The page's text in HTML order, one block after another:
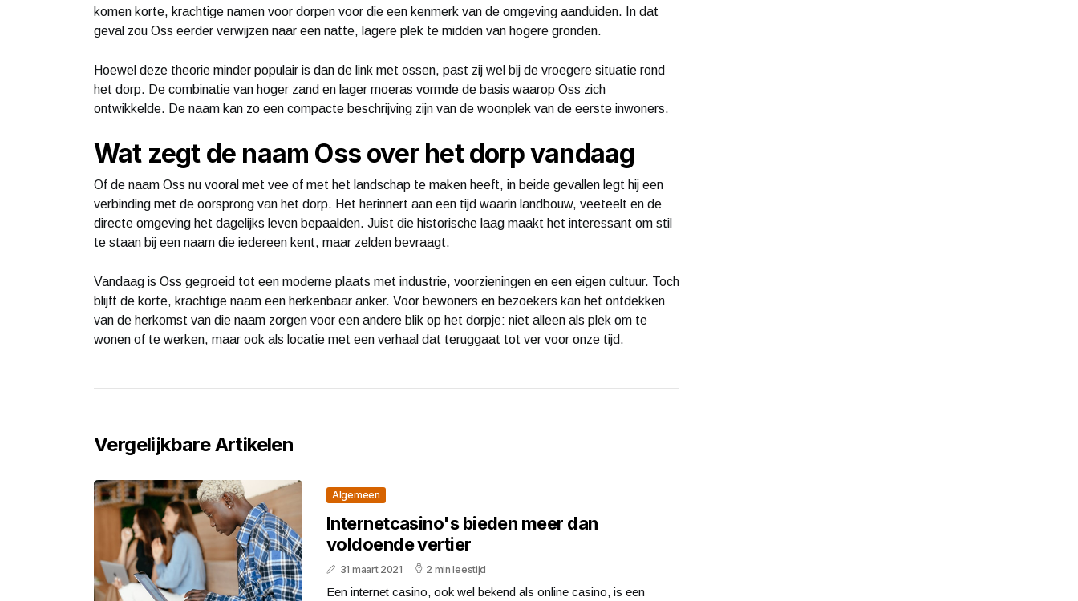
komen korte, krachtige namen voor dorpen voor die een kenmerk van de omgeving aanduiden. In dat
geval zou Oss eerder verwijzen naar een natte, lagere plek te midden van hogere gronden.
Hoewel deze theorie minder populair is dan de link met ossen, past zij wel bij de vroegere situatie rond
het dorp. De combinatie van hoger zand en lager moeras vormde de basis waarop Oss zich
ontwikkelde. De naam kan zo een compacte beschrijving zijn van de woonplek van de eerste inwoners.
Wat zegt de naam Oss over het dorp vandaag
Of de naam Oss nu vooral met vee of met het landschap te maken heeft, in beide gevallen legt hij een
verbinding met de oorsprong van het dorp. Het herinnert aan een tijd waarin landbouw, veeteelt en de
directe omgeving het dagelijks leven bepaalden. Juist die historische laag maakt het interessant om stil
te staan bij een naam die iedereen kent, maar zelden bevraagt.
Vandaag is Oss gegroeid tot een moderne plaats met industrie, voorzieningen en een eigen cultuur. Toch
blijft de korte, krachtige naam een herkenbaar anker. Voor bewoners en bezoekers kan het ontdekken
van de herkomst van die naam zorgen voor een andere blik op het dorpje: niet alleen als plek om te
wonen of te werken, maar ook als locatie met een verhaal dat teruggaat tot ver voor onze tijd.
Vergelijkbare Artikelen
Algemeen
Internetcasino's bieden meer dan
voldoende vertier
31 maart 2021 2 min leestijd
Een internet casino, ook wel bekend als online casino, is een